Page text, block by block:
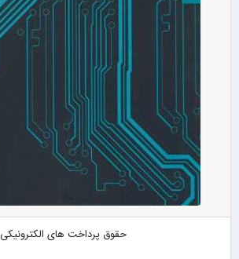
حقوق پرداخت های الکترونیکی